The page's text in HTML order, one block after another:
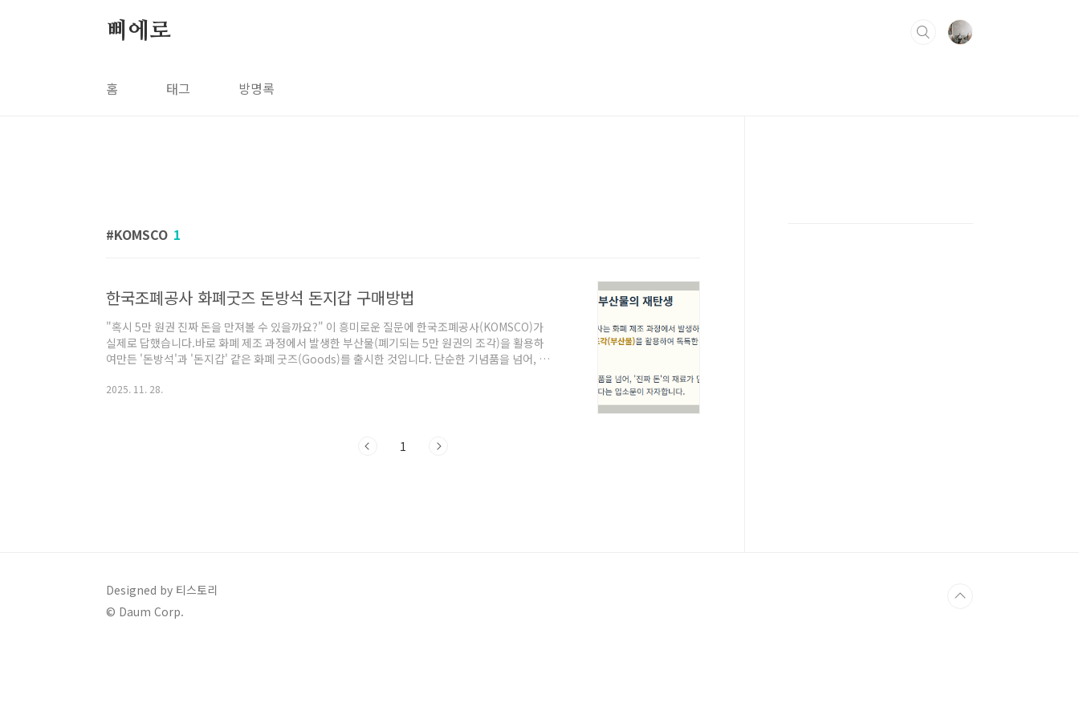
삐에로
홈 태그 방명록
KOMSCO 1
한국조폐공사 화폐굿즈 돈방석 돈지갑 구매방법
"혹시 5만 원권 진짜 돈을 만져볼 수 있을까요?" 이 흥미로운 질문에 한국조폐공사(KOMSCO)가
실제로 답했습니다.바로 화폐 제조 과정에서 발생한 부산물(폐기되는 5만 원권의 조각)을 활용하
여만든 '돈방석'과 '돈지갑' 같은 화폐 굿즈(Goods)를 출시한 것입니다. 단순한 기념품을 넘어, 이
있습니다. 하지만 이 독특한 굿즈를 어디서,어떻게 구매해야 하는지 방법을 몰라 헤매는 분들이 많
2025. 11. 28.
1
Designed by 티스토리
© Daum Corp.